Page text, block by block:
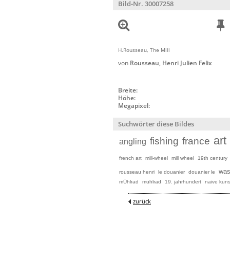
Bild-Nr. 30007258
H.Rousseau, The Mill
von Rousseau, Henri Julien Felix
Breite:
Höhe:
Megapixel:
Suchwörter diese Bildes
angling fishing france art
french art mill-wheel mill wheel 19th century
rousseau henri le douanier douanier le
mÜhlrad muhlrad 19. jahrhundert naive
zurück